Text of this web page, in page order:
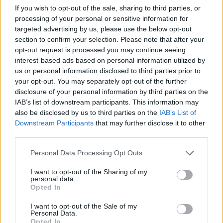
If you wish to opt-out of the sale, sharing to third parties, or
processing of your personal or sensitive information for
targeted advertising by us, please use the below opt-out
section to confirm your selection. Please note that after your
opt-out request is processed you may continue seeing
interest-based ads based on personal information utilized by
us or personal information disclosed to third parties prior to
your opt-out. You may separately opt-out of the further
disclosure of your personal information by third parties on the
IAB’s list of downstream participants. This information may
also be disclosed by us to third parties on the IAB’s List of
Downstream Participants that may further disclose it to other
Please note that this website/app uses one or more Google
not limited to your visit or usage behaviour. You may click to
grant or deny consent to Google and its third-party tags to
use your data for below specified purposes in below Google
consent section.
Personal Data Processing Opt Outs
I want to opt-out of the Sharing of my
personal data.
Opted In
I want to opt-out of the Sale of my
Personal Data.
Opted In